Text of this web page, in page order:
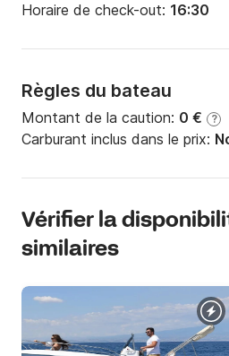
Horaire de check-out: 16:30
Règles du bateau
Montant de la caution: 0 € ?
Carburant inclus dans le prix:
Vérifier la
similaires